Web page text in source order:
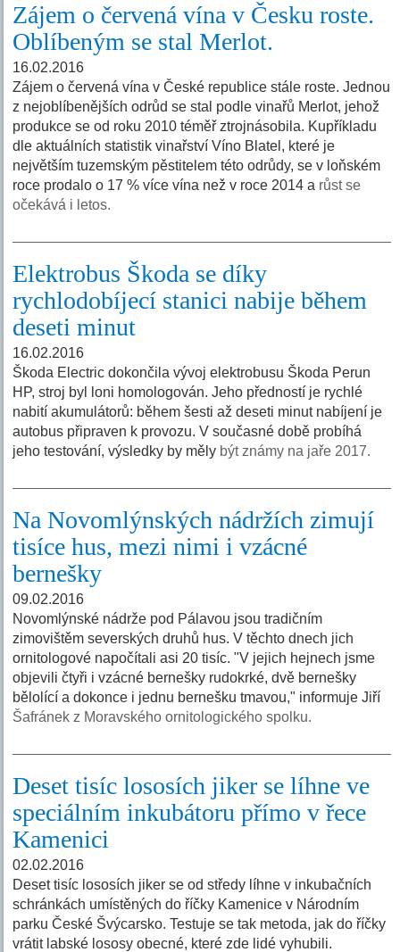
Zájem o červená vína v Česku roste.
Oblíbeným se stal Merlot.
16.02.2016
Zájem o červená vína v České republice stále roste. Jednou
z nejoblíbenějších odrůd se stal podle vinařů Merlot, jehož
produkce se od roku 2010 téměř ztrojnásobila. Kupříkladu
dle aktuálních statistik vinařství Víno Blatel, které je
největším tuzemským pěstitelem této odrůdy, se v loňském
roce prodalo o 17 % více vína než v roce 2014 a růst se
očekává i letos.
Elektrobus Škoda se díky
rychlodobíjecí stanici nabije během
deseti minut
16.02.2016
Škoda Electric dokončila vývoj elektrobusu Škoda Perun
HP, stroj byl loni homologován. Jeho předností je rychlé
nabití akumulátorů: během šesti až deseti minut nabíjení je
autobus připraven k provozu. V současné době probíhá
jeho testování, výsledky by měly být známy na jaře 2017.
Na Novomlýnských nádržích zimují
tisíce hus, mezi nimi i vzácné
bernešky
09.02.2016
Novomlýnské nádrže pod Pálavou jsou tradičním
zimovištěm severských druhů hus. V těchto dnech jich
ornitologové napočítali asi 20 tisíc. "V jejich hejnech jsme
objevili čtyři i vzácné bernešky rudokrké, dvě bernešky
bělolící a dokonce i jednu bernešku tmavou," informuje Jiří
Šafránek z Moravského ornitologického spolku.
Deset tisíc lososích jiker se líhne ve
speciálním inkubátoru přímo v řece
Kamenici
02.02.2016
Deset tisíc lososích jiker se od středy líhne v inkubačních
schránkách umístěných do říčky Kamenice v Národním
parku České Švýcarsko. Testuje se tak metoda, jak do říčky
vrátit labské lososy obecné, které zde lidé vyhubili.